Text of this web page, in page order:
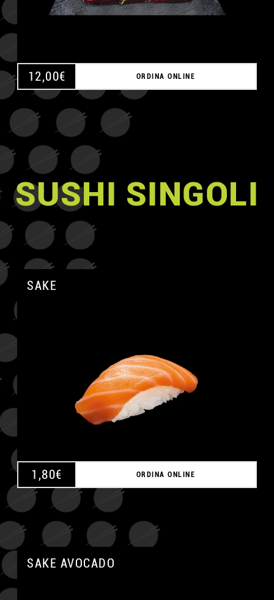
12,00€ ORDINA ONLINE
SUSHI SINGOLI
SAKE
1,80€ ORDINA ONLINE
SAKE AVOCADO